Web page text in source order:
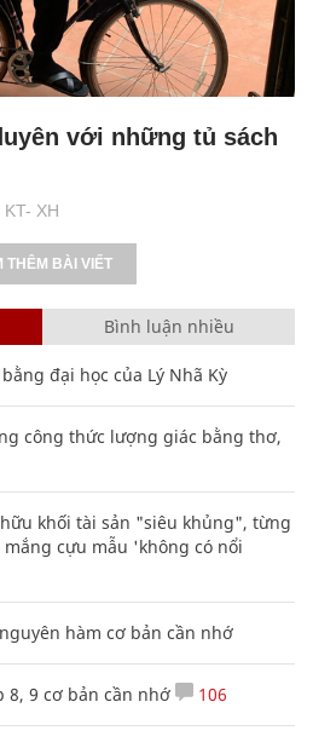
XH
với những tủ sách
THÊM BÀI VIẾT
Bình luận nhiều
đại học của Lý Nhã Kỳ
công thức lượng giác bằng thơ,
khối tài sản "siêu khủng", từng
cựu mẫu 'không có nổi
hàm cơ bản cần nhớ
8, 9 cơ bản cần nhớ 106